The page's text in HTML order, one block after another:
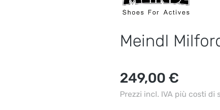
Meindl
Prezzo normale:
249,00 €
Prezzi incl. IVA più costi di